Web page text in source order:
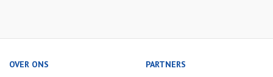
OVER ONS PARTNERS